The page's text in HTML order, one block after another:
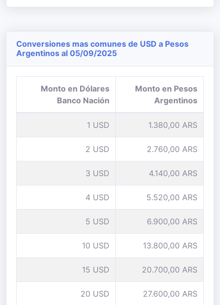
Conversiones mas comunes de USD a Pesos
Argentinos al 05/09/2025
Monto en Dólares
Banco Nación
Monto en Pesos
Argentinos
1 USD 1.380,00 ARS
2 USD 2.760,00 ARS
3 USD 4.140,00 ARS
4 USD 5.520,00 ARS
5 USD 6.900,00 ARS
10 USD 13.800,00 ARS
15 USD 20.700,00 ARS
20 USD 27.600,00 ARS